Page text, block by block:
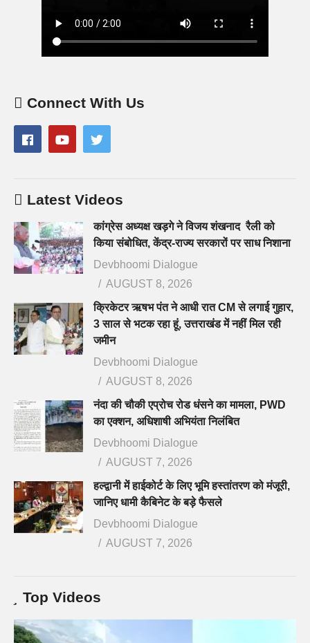
Connect With Us
Latest Videos
कांग्रेस अध्यक्ष खड़गे ने विजय शंखनाद रैली को
किया संबोधित, केंद्र-राज्य सरकारों पर साध निशाना
Devbhoomi Dialogue
AUGUST 8, 2026
क्रिकेटर ऋषभ पंत ने आधी रात CM से लगाई गुहार,
3 साल से भटक रहा हूं, उत्तराखंड में नहीं मिल रही
जमीन
Devbhoomi Dialogue
AUGUST 8, 2026
नंदा की चौकी एप्रोच रोड धंसने का मामला, PWD
का एक्शन, अधिशाषी अभियंता निलंबित
Devbhoomi Dialogue
AUGUST 7, 2026
हल्द्वानी में हाईकोर्ट के लिए भूमि हस्तांतरण को मंजूरी,
जानिए धामी कैबिनेट के बड़े फैसले
Devbhoomi Dialogue
AUGUST 7, 2026
Top Videos